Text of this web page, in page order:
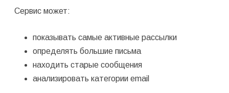
Сервис может:
показывать самые активные рассылки
определять большие письма
находить старые сообщения
анализировать категории email